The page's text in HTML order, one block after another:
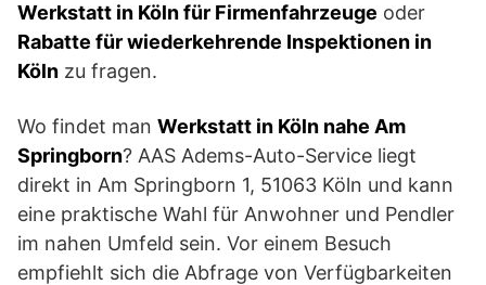
Werkstatt in Köln für Firmenfahrzeuge oder
Rabatte für wiederkehrende Inspektionen in
Köln zu fragen.
Wo findet man Werkstatt in Köln nahe Am
Springborn? AAS Adems-Auto-Service liegt
direkt in Am Springborn 1, 51063 Köln und kann
eine praktische Wahl für Anwohner und Pendler
im nahen Umfeld sein. Vor einem Besuch
empfiehlt sich die Abfrage von Verfügbarkeiten